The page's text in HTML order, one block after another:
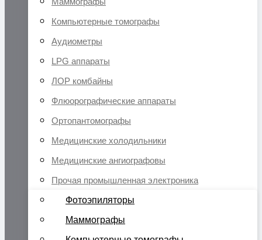
Компьютерные томографы
Аудиометры
LPG аппараты
ЛОР комбайны
Флюорографические аппараты
Ортопантомографы
Медицинские холодильники
Медицинские ангиографовы
Прочая промышленная электроника
Фотоэпиляторы
Маммографы